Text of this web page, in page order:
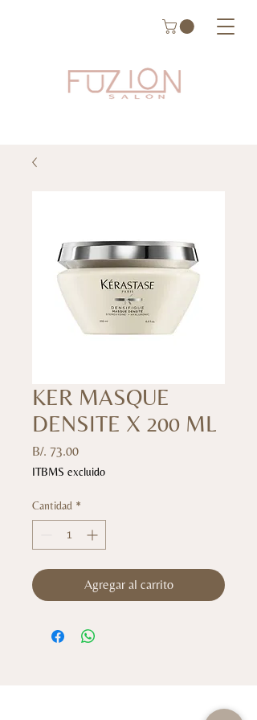
KER MASQUE
DENSITE X 200 ML
B/. 73.00Precio
ITBMS excluido
Cantidad *
Agregar al carrito